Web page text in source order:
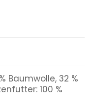
Baumwolle, 32 %
100 %